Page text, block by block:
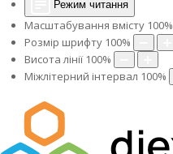
Режим читання
Масштабування вмісту 100%
Розмір шрифту 100%
Висота лінії 100%
Міжлітерний інтервал 100%